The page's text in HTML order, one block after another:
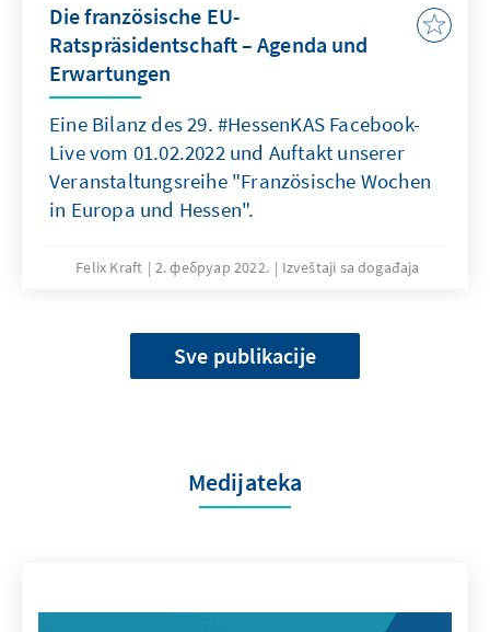
Die französische EU-
Ratspräsidentschaft – Agenda und
Erwartungen
Eine Bilanz des 29. #HessenKAS Facebook-
Live vom 01.02.2022 und Auftakt unserer
Veranstaltungsreihe "Französische Wochen
in Europa und Hessen".
Felix Kraft 2. фебруар 2022. Izveštaji sa događaja
Sve publikacije
Medijateka